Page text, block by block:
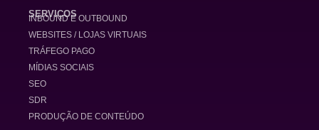
SERVIÇOS
INBOUND E OUTBOUND
WEBSITES / LOJAS VIRTUAIS
TRÁFEGO PAGO
MÍDIAS SOCIAIS
SEO
SDR
PRODUÇÃO DE CONTEÚDO